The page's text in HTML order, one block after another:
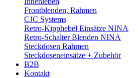
Frontblenden, Rahmen
CJC Systems
Retro-Kipphebel Einsätze NINA
Retro-Schalter Blenden NINA
Steckdosen Rahmen
Steckdoseneinsätze + Zubehör
B2B
Kontakt